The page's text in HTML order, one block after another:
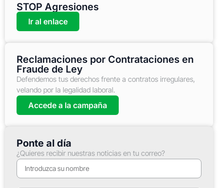
STOP Agresiones
Ir al enlace
Reclamaciones por Contrataciones en
Fraude de Ley
Defendemos tus derechos frente a contratos irregulares,
velando por la legalidad laboral.
Accede a la campaña
Ponte al día
¿Quieres recibir nuestras noticias en tu correo?